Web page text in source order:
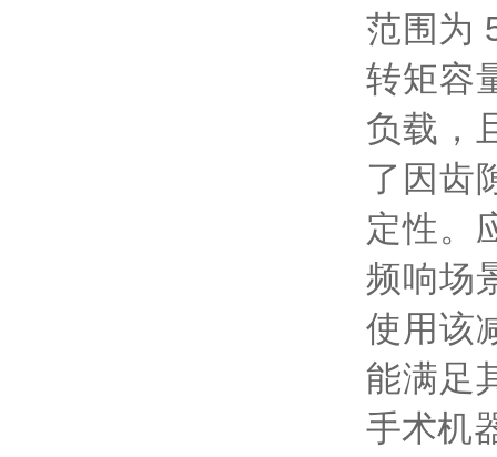
范围为
转矩容
负载，
了因齿
定性。
频响场
使用该
能满足
手术机